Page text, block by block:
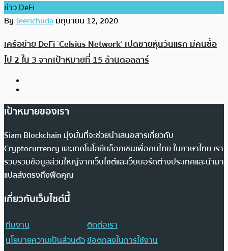
ข่าว DeFi
ByJeerichudaมิถุนายน 12, 2020
เครือข่าย DeFi ‘Celsius Network’ เปิดขายหุ้นวันแรก มีคนซื้อ
ไป 2 ใน 3 จากเป้าหมายที่ 15 ล้านดอลลาร์
เป้าหมายของเรา
Siam Blockchain มุ่งมั่นที่จะช่วยนำเสนอสารเกี่ยวกับ
Cryptocurrency และเทคโนโลยีบล็อกเชนเพื่อคนไทย ในภาษาไทย เรา
รวบรวมข้อมูลส่วนใหญ่จากเว็บไซต์และเว็บบอร์ดต่างประเทศและนำมา
แปลส่งตรงถึงฟีดคุณ
เกี่ยวกับเว็บไซต์นี้
ทีมงาน
ติดต่อเรา
นโยบายความเป็นส่วนตัวข้อตกลงในการใช้งาน